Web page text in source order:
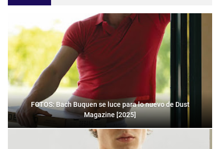
FOTOS: Bach Buquen se luce para lo nuevo de Dust
Magazine [2025]